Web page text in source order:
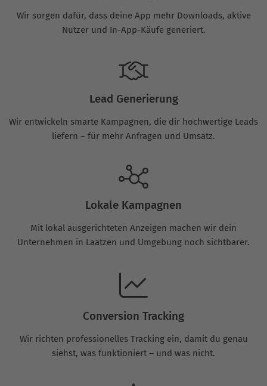
Wir sorgen dafür, dass deine App mehr Downloads, aktive
Nutzer und In-App-Käufe generiert.
Lead Generierung
Wir entwickeln smarte Kampagnen, die dir hochwertige Leads
liefern – für mehr Anfragen und Umsatz.
Lokale Kampagnen
Mit lokal ausgerichteten Anzeigen machen wir dein
Unternehmen in Laatzen und Umgebung noch sichtbarer.
Conversion Tracking
Wir richten professionelles Tracking ein, damit du genau
siehst, was funktioniert – und was nicht.